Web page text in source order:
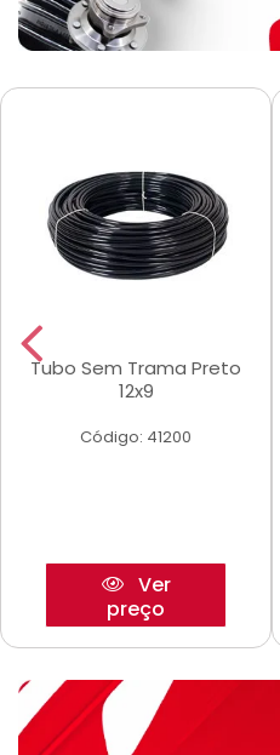
Tubo Sem Trama Preto
12x9
Código: 41200
Ver
preço